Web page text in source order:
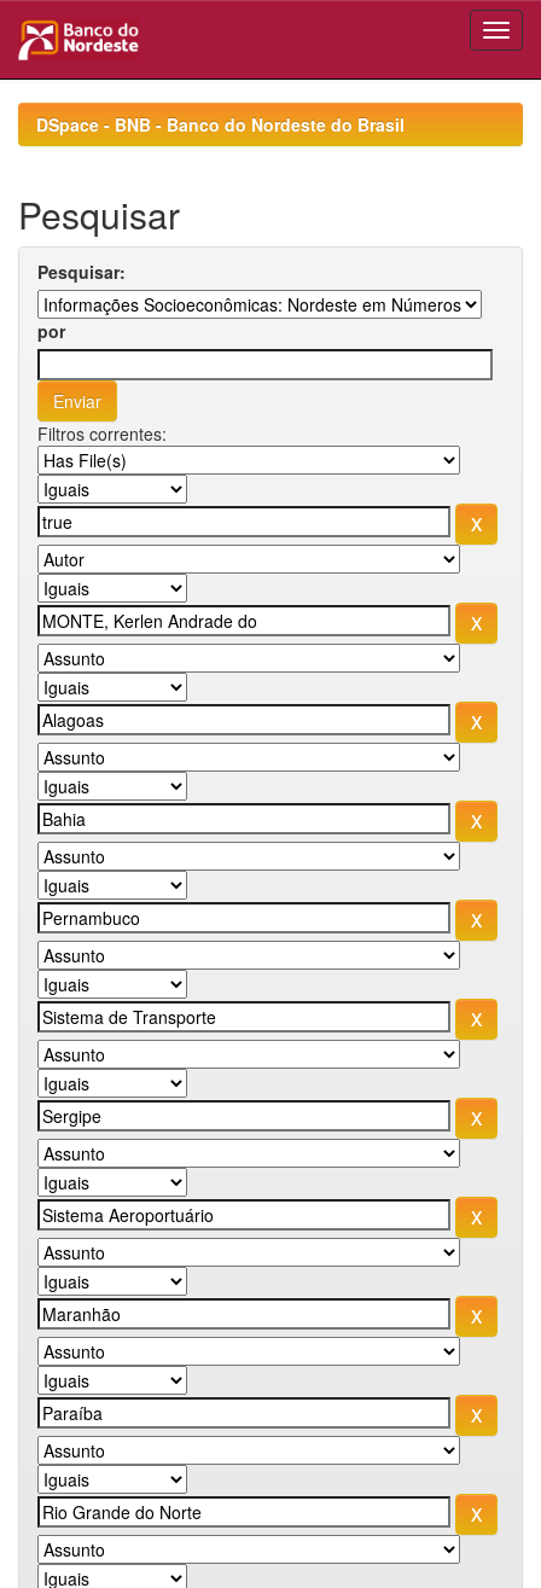
navigationDSpace - BNB - Banco do Nordeste do Brasil
Pesquisar
Pesquisar:
por
Filtros correntes: